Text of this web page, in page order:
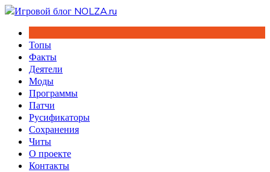
Перейти
содержимому
Топы
Факты
Деятели
Моды
Программы
Патчи
Русификаторы
Сохранения
Читы
О проекте
Контакты